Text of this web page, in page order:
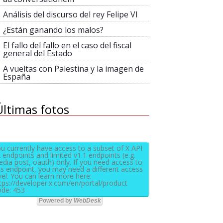
Análisis del discurso del rey Felipe VI
¿Están ganando los malos?
El fallo del fallo en el caso del fiscal
general del Estado
A vueltas con Palestina y la imagen de
España
fotos
currently have access to a subset of X API
endpoints and limited v1.1 endpoints (e.g.
post, oauth) only. If you need access to
endpoint, you may need a different access
You can learn more here:
developer.x.com/en/portal/product
453
Powered by WebDesk